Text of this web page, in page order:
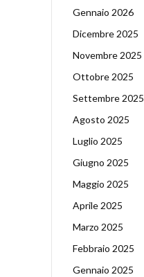
Gennaio 2026
Dicembre 2025
Novembre 2025
Ottobre 2025
Settembre 2025
Agosto 2025
Luglio 2025
Giugno 2025
Maggio 2025
Aprile 2025
Marzo 2025
Febbraio 2025
Gennaio 2025